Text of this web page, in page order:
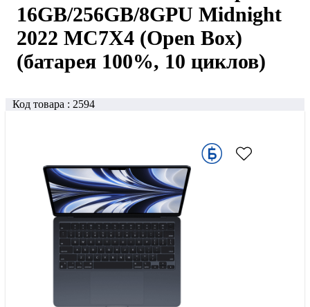
16GB/256GB/8GPU Midnight
2022 MC7X4 (Open Box)
(батарея 100%, 10 циклов)
Код товара : 2594